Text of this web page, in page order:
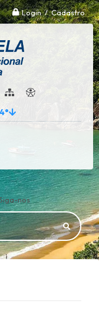
Login / Cadastro
nos